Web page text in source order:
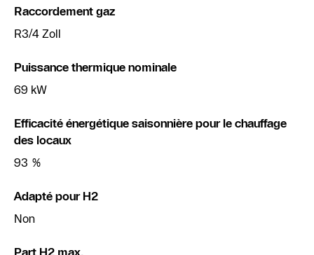
Raccordement gaz
R3/4 Zoll
Puissance thermique nominale
69 kW
Efficacité énergétique saisonnière pour le chauffage
des locaux
93 %
Adapté pour H2
Non